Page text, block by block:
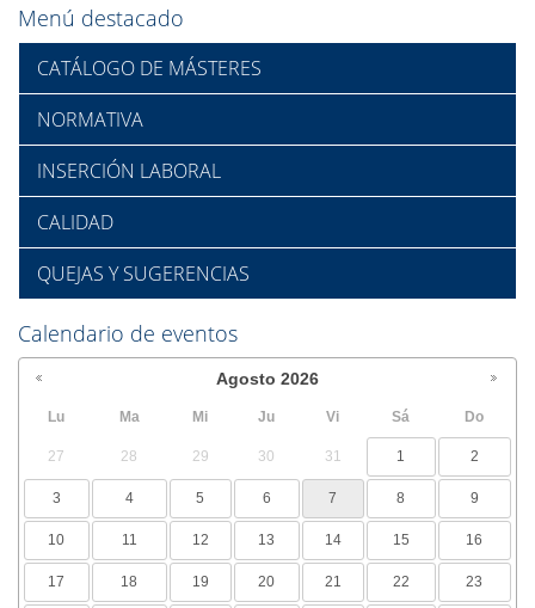
Menú destacado
CATÁLOGO DE MÁSTERES
NORMATIVA
INSERCIÓN LABORAL
CALIDAD
QUEJAS Y SUGERENCIAS
Calendario de eventos
Agosto 2026
Lu Ma Mi Ju Vi Sá Do
27 28 29 30 31 1 2
3 4 5 6 7 8 9
10 11 12 13 14 15 16
17 18 19 20 21 22 23